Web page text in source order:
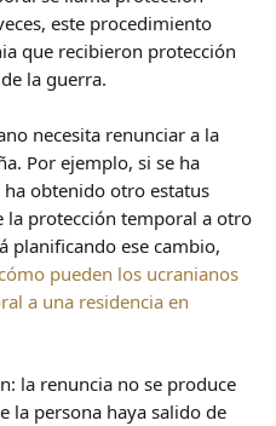
este procedimiento
que recibieron protección
la guerra.
necesita renunciar a la
Por ejemplo, si se ha
obtenido otro estatus
la protección temporal a otro
planificando ese cambio,
pueden los ucranianos
a una residencia en
la renuncia no se produce
la persona haya salido de